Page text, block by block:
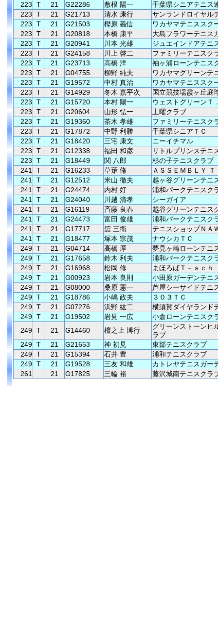
223
T 21 G22286 敷根 陽一
千葉県シニアテニス
223
T 21 G21713 清水 康行
サンランドロイヤル
223
T 21 G21503 樫原 義信
ワカヤマテニススク
223
T 21 G20818 本橋 康平
大島フラワーテニス
223
T 21 G20941 川本 光雄
ジュエインドアテニ
223
T 21 G24158 川上 啓二
ファミリーテニスク
223
T 21 G23713 高橋 洋
袖ヶ浦ローンテニス
223
T 21 G04755 柳野 純夫
ワカヤマグリーンテ
223
T 21 G19572 中村 真治
ワカヤマテニススク
223
T 21 G14929 冬木 嘉平次
国立競技場霞ヶ丘庭
223
T 21 G15720 本村 陽一
ウェストグリーンＴ
223
T 21 G20604 山形 弘一
土曜クラブ
223
T 21 G19360 茶木 孝雄
ファミリーテニスク
223
T 21 G17872 中野 利勝
千葉県シニアＴＣ
223
T 21 G18420 三宅 康文
ニーイチマル
223
T 21 G12338 福田 和彦
リトルプリンステニ
223
T 21 G18449 関 八郎
杉の子テニスクラブ
241
T 21 G16233 草薙 脩
ＡＳＳＥＭＢＬＹ Ｔ
241
T 21 G12512 米山 徹夫
越ヶ谷グリーンテニ
241
T 21 G24474 内村 好
浦和パークテニスク
241
T 21 G24040 川越 清孝
シーガイア
241
T 21 G16119 斉藤 良春
越谷グリーンテニス
241
T 21 G24473 富田 俊雄
浦和パークテニスク
241
T 21 G17717 舘 三衛
テニスショップＮＡ
241
T 21 G18477 塚本 宗茂
ナウシカＴＣ
249 T 21 G04714 高橋 厚
夢見ヶ崎ローンテニ
249 T 21 G17658 鈴木 利夫
浦和パークテニスク
249 T 21 G16968 松岡 修
まほろばＴ－ｓｃｈ
249 T 21 G00923 岩本 良則
小田原ガーデンテニ
249 T 21 G08000 桑原 憲一
芦屋シーサイドテニ
249 T 21 G18786 小嶋 政夫
３０３ＴＣ
249 T 21 G07276 浜野 紘二
横須賀ダイヤランド
249 T 21 G19502 岩見 一広
小倉ローンテニスク
249 T 21 G14460 檀之上 博行
グリーンストーンヒ
ラブ
249 T 21 G21653 神 初見
東部テニスクラブ
249 T 21 G15394 石井 豊
浦和テニスクラブ
249 T 21 G19528 三友 和雄
カトレヤテニスガー
261
21 G17825 三輪 裕 藤沢城南テニスクラ